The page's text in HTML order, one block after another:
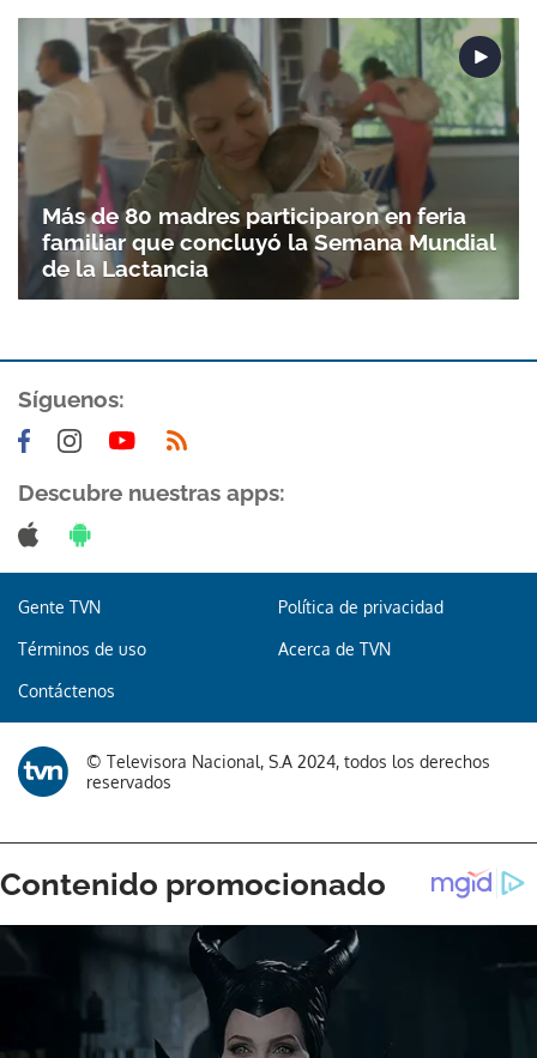
Más de 80 madres participaron en feria
familiar que concluyó la Semana Mundial
de la Lactancia
Síguenos:
Descubre nuestras apps:
Gente TVN Política de privacidad
Términos de uso Acerca de TVN
Contáctenos
© Televisora Nacional, S.A 2024, todos los derechos
reservados